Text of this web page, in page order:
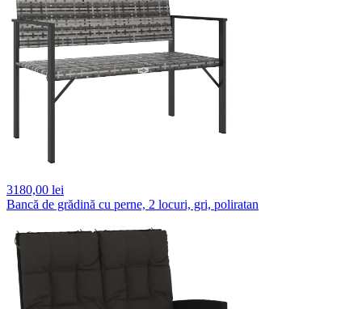
3180,00 lei
Bancă de grădină cu perne, 2 locuri, gri, poliratan